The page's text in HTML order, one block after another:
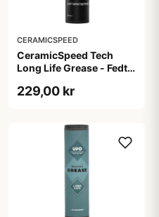
CERAMICSPEED
CeramicSpeed Tech
Long Life Grease - Fedt -
229,00 kr